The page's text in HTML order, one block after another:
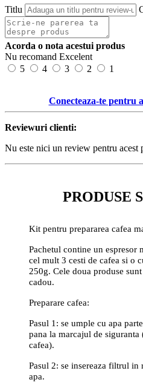
Titlu
Acorda o nota acestui produs
Nu recomand Excelent
5
4 3 2 1
Conecteaza-te pentru
Reviewuri clienti:
Nu este nici un review pentru acest
PRODUSE
Kit pentru prepararea cafea
Pachetul contine un espresor
cel mult 3 cesti de cafea si o
250g. Cele doua produse
cadou.
Preparare cafea:
Pasul 1: se umple cu apa
pana la marcajul de
cafea).
Pasul 2: se insereaza filtrul
apa.